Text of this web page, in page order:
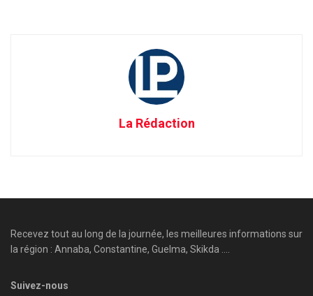
La Rédaction
Recevez tout au long de la journée, les meilleures informations sur
la région : Annaba, Constantine, Guelma, Skikda ....
Suivez-nous